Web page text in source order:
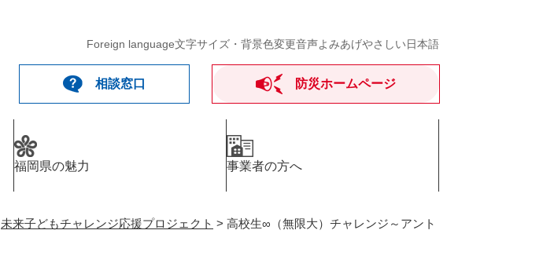
Foreign language文字サイズ・背景色変更音声よみあげやさしい日本語
相談窓口 防災ホームページ
福岡県の魅力 事業者の方へ
未来子どもチャレンジ応援プロジェクト > 高校生∞（無限大）チャレンジ～アント